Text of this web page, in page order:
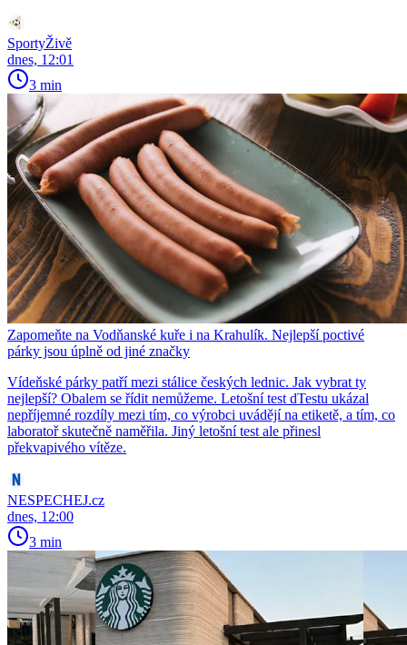
SportyŽivě
dnes, 12:01
3 min
Zapomeňte na Vodňanské kuře i na Krahulík. Nejlepší poctivé
párky jsou úplně od jiné značky
Vídeňské párky patří mezi stálice českých lednic. Jak vybrat ty
nejlepší? Obalem se řídit nemůžeme. Letošní test dTestu ukázal
nepříjemné rozdíly mezi tím, co výrobci uvádějí na etiketě, a tím, co
laboratoř skutečně naměřila. Jiný letošní test ale přinesl
překvapivého vítěze.
NESPECHEJ.cz
dnes, 12:00
3 min